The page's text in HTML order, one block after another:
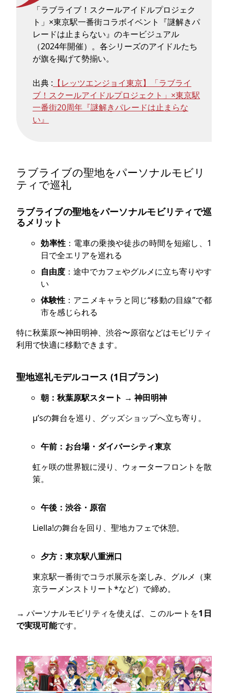
「ラブライブ！スクールアイドルプロジェク
ト」×東京駅一番街コラボイベント『謎解きパ
レードは止まらない』のキービジュアル
（2024年開催）。各シリーズのアイドルたち
が旗を掲げて勢揃い。
出典 : 【レッツエンジョイ東京】「ラブライ
ブ！スクールアイドルプロジェクト」×東京駅
一番街20周年『謎解きパレードは止まらな
い』
ラブライブの聖地をパーソナルモビリ
ティで巡礼
ラブライブの聖地をパーソナルモビリティで巡
るメリット
効率性 ：電車の乗換や徒歩の時間を短縮し、1
日で全エリアを巡れる
自由度 ：途中でカフェやグルメに立ち寄りやす
い
体験性 ：アニメキャラと同じ“移動の目線”で都
市を感じられる
特に秋葉原〜神田明神、渋谷〜原宿などはモビリティ
利用で快適に移動できます。
聖地巡礼モデルコース (1日プラン)
朝：秋葉原駅スタート → 神田明神
μ’sの舞台を巡り、グッズショップへ立ち寄り。
午前：お台場・ダイバーシティ東京
虹ヶ咲の世界観に浸り、ウォーターフロントを散
策。
午後：渋谷・原宿
Liella!の舞台を回り、聖地カフェで休憩。
夕方：東京駅八重洲口
東京駅一番街でコラボ展示を楽しみ、グルメ（東
京ラーメンストリート*など）で締め。
→ パーソナルモビリティを使えば、このルートを1日
で実現可能です。